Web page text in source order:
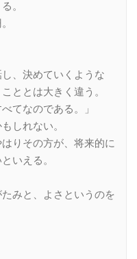
。
、決めていくような
ととは大きく違う。
てなのである。」
しれない。
りその方が、将来的に
いえる。
みと、よさというのを